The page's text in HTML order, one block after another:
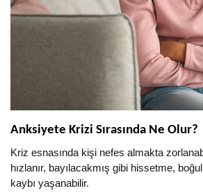
Anksiyete Krizi Sırasında Ne Olur?
Kriz esnasında kişi nefes almakta
hızlanır, bayılacakmış gibi hissetme,
kaybı yaşanabilir.